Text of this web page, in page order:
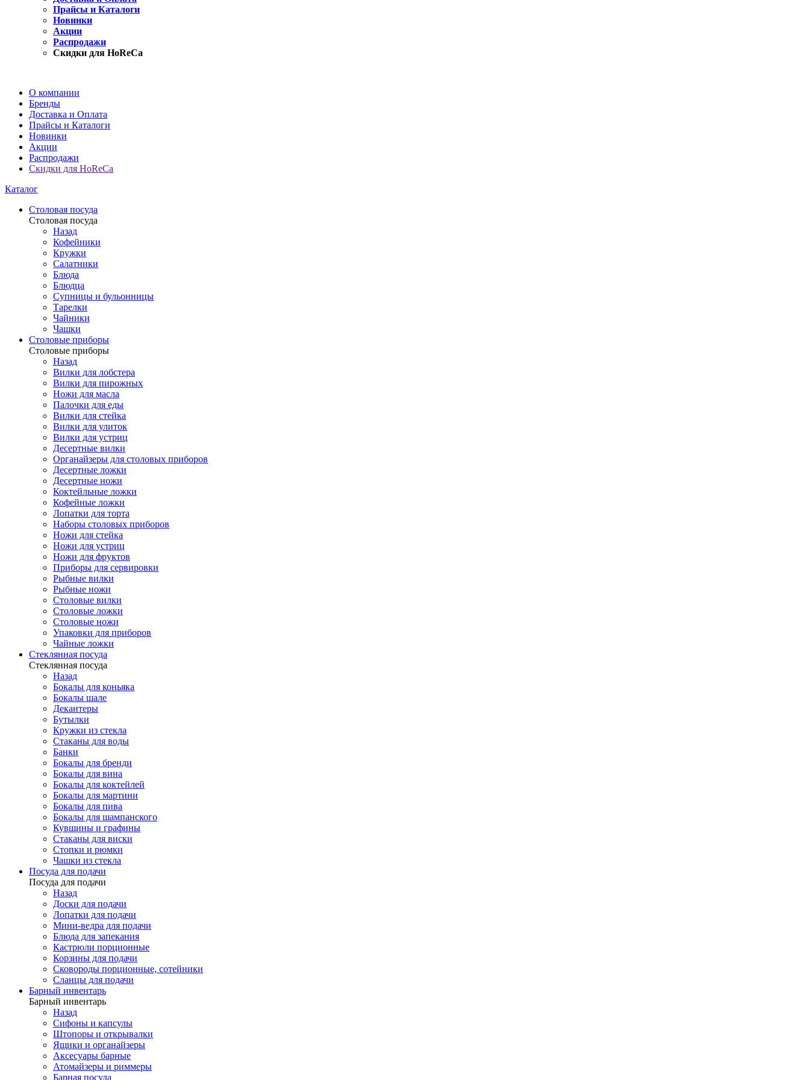
Прайсы и Каталоги
Новинки
Акции
Распродажи
Скидки для HoReCa
О компании
Бренды
Доставка и Оплата
Прайсы и Каталоги
Новинки
Акции
Распродажи
Скидки для HoReCa
Каталог
Столовая посуда
Столовая посуда
Назад
Кофейники
Кружки
Салатники
Блюда
Блюдца
Супницы и бульонницы
Тарелки
Чайники
Чашки
Cтоловые приборы
Cтоловые приборы
Назад
Вилки для лобстера
Вилки для пирожных
Ножи для масла
Палочки для еды
Вилки для стейка
Вилки для улиток
Вилки для устриц
Десертные вилки
Органайзеры для столовых приборов
Десертные ложки
Десертные ножи
Коктейльные ложки
Кофейные ложки
Лопатки для торта
Наборы столовых приборов
Ножи для стейка
Ножи для устриц
Ножи для фруктов
Приборы для сервировки
Рыбные вилки
Рыбные ножи
Столовые вилки
Столовые ложки
Столовые ножи
Упаковки для приборов
Чайные ложки
Стеклянная посуда
Стеклянная посуда
Назад
Бокалы для коньяка
Бокалы шале
Декантеры
Бутылки
Кружки из стекла
Стаканы для воды
Банки
Бокалы для бренди
Бокалы для вина
Бокалы для коктейлей
Бокалы для мартини
Бокалы для пива
Бокалы для шампанского
Кувшины и графины
Стаканы для виски
Стопки и рюмки
Чашки из стекла
Посуда для подачи
Посуда для подачи
Назад
Доски для подачи
Лопатки для подачи
Мини-ведра для подачи
Блюда для запекания
Кастрюли порционные
Корзины для подачи
Сковороды порционные, сотейники
Сланцы для подачи
Барный инвентарь
Барный инвентарь
Назад
Сифоны и капсулы
Штопоры и открывалки
Ящики и органайзеры
Аксесуары барные
Атомайзеры и риммеры
Барная посуда